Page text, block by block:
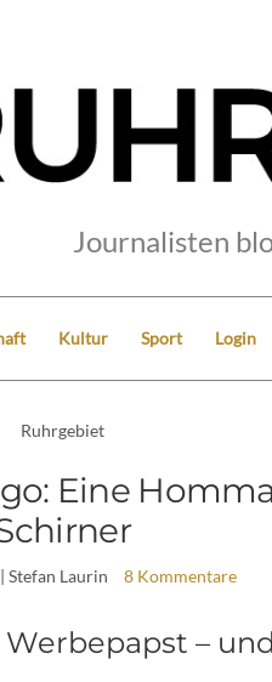
Journalisten
Kultur Sport Login
Ruhrgebiet
Eine
| Stefan Laurin 8 Kommentare
–